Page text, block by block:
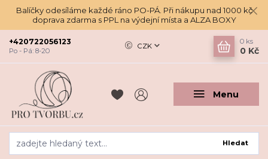
Balíčky odesíláme každé ráno PO-PÁ. Při nákupu nad 1000 kč
doprava zdarma s PPL na výdejní místa a ALZA BOXY
Menu
CZK
Hledat
+420722056123
Po - Pá: 8-20
0 ks
0 Kč